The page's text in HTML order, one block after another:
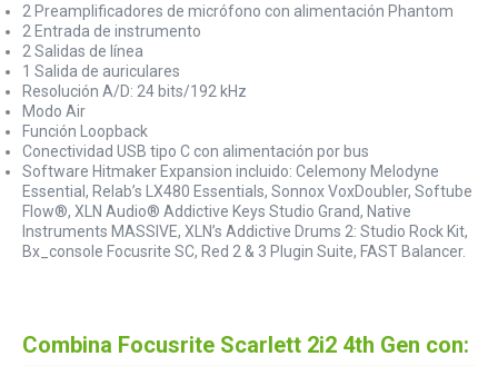
2 Preamplificadores de micrófono con alimentación Phantom
2 Entrada de instrumento
2 Salidas de línea
1 Salida de auriculares
Resolución A/D: 24 bits/192 kHz
Modo Air
Función Loopback
Conectividad USB tipo C con alimentación por bus
Software Hitmaker Expansion incluido: Celemony Melodyne
Essential, Relab’s LX480 Essentials, Sonnox VoxDoubler, Softube
Flow®, XLN Audio® Addictive Keys Studio Grand, Native
Instruments MASSIVE, XLN’s Addictive Drums 2: Studio Rock Kit,
Bx_console Focusrite SC, Red 2 & 3 Plugin Suite, FAST Balancer.
Combina Focusrite Scarlett 2i2 4th Gen con: